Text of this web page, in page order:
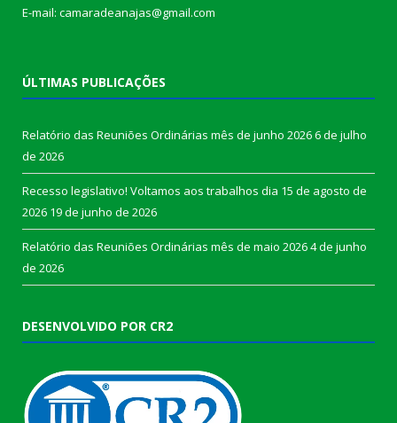
E-mail: camaradeanajas@gmail.com
ÚLTIMAS PUBLICAÇÕES
Relatório das Reuniões Ordinárias mês de junho 20266 de julho
de 2026
Recesso legislativo! Voltamos aos trabalhos dia 15 de agosto de
2026 19 de junho de 2026
Relatório das Reuniões Ordinárias mês de maio 20264 de junho
de 2026
DESENVOLVIDO POR CR2